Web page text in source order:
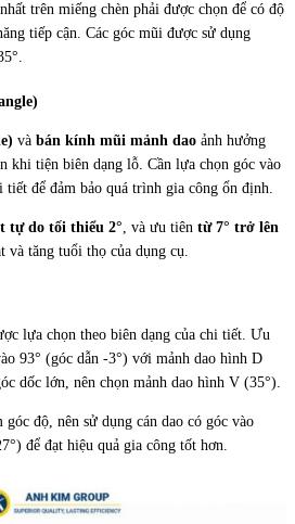
trên miếng chèn phải được chọn để có độ
tiếp cận. Các góc mũi được sử dụng
và bán kính mũi mảnh dao ảnh hưởng
khi tiện biên dạng lỗ. Cần lựa chọn góc vào
tiết để đảm bảo quá trình gia công ổn định.
tự do tối thiểu 2°, và ưu tiên từ 7° trở lên
và tăng tuổi thọ của dụng cụ.
lựa chọn theo biên dạng của chi tiết. Ưu
93° (góc dẫn -3°) với mảnh dao hình D
dốc lớn, nên chọn mảnh dao hình V (35°).
độ, nên sử dụng cán dao có góc vào
để đạt hiệu quả gia công tốt hơn.